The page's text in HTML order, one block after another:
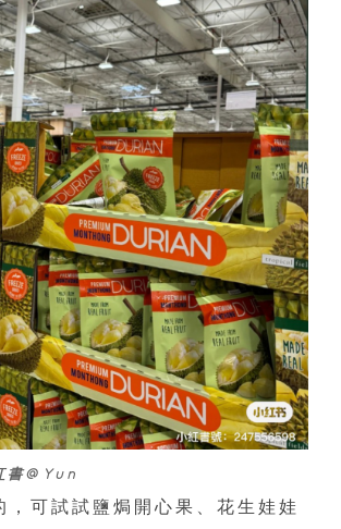
書@Yun
，可試試鹽焗開心果、花生娃娃